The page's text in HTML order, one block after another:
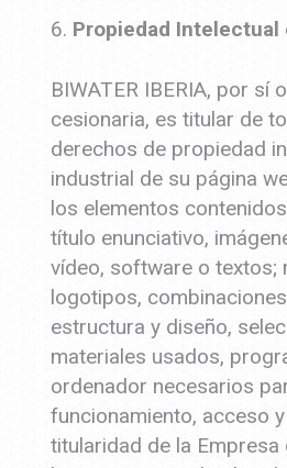
Propiedad Intelectual
BIWATER IBERIA, por sí
cesionaria, es titular de
derechos de propiedad
industrial de su página
los elementos
título enunciativo,
vídeo, software o textos;
logotipos,
estructura y diseño,
materiales usados,
ordenador necesarios
funcionamiento, acceso
titularidad de la Empresa